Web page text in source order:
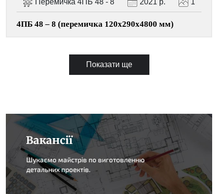
Перемичка 4ПБ 48 - 8 2021 р. 1
4ПБ 48 – 8 (перемичка 120х290х4800 мм)
Показати ще